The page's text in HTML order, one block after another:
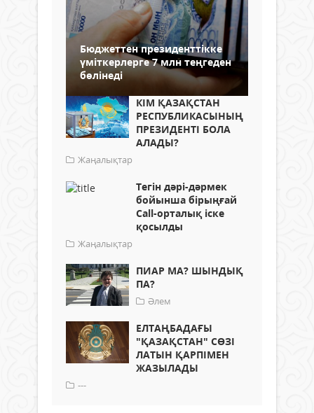
Бюджеттен президенттікке
үміткерлерге 7 млн теңгеден
бөлінеді
КІМ ҚАЗАҚСТАН
РЕСПУБЛИКАСЫНЫҢ
ПРЕЗИДЕНТІ БОЛА
АЛАДЫ?
Жаңалықтар
Тегін дәрі-дәрмек
бойынша бірыңғай
Call-орталық іске
қосылды
Жаңалықтар
ПИАР МА? ШЫНДЫҚ
ПА?
Әлем
ЕЛТАҢБАДАҒЫ
"ҚАЗАҚСТАН" СӨЗІ
ЛАТЫН ҚАРПІМЕН
ЖАЗЫЛАДЫ
---